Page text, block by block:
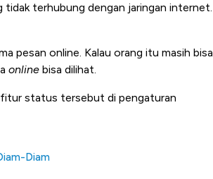
tidak terhubung dengan jaringan internet.
pesan online. Kalau orang itu masih bisa
online bisa dilihat.
fitur status tersebut di pengaturan
Diam